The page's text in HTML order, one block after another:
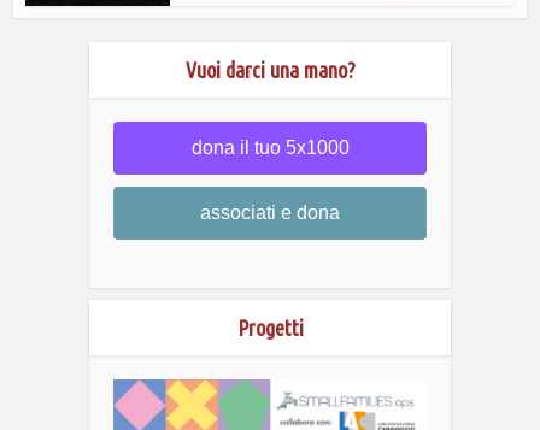
Vuoi darci una mano?
dona il tuo 5x1000
associati e dona
Progetti